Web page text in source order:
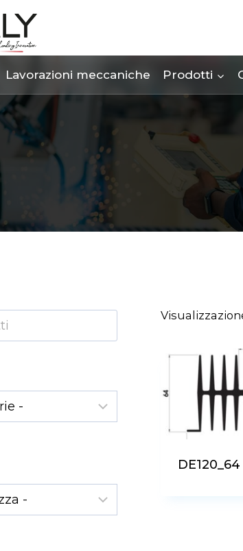
Lavorazioni meccaniche Prodotti
DE120_64